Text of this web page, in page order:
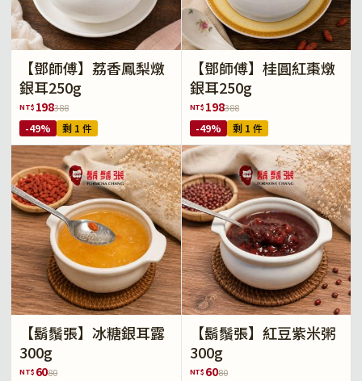
【鄧師傅】荔香鳳梨燉
銀耳250g
NT$ 198388
-49% 剩 1 件
【鄧師傅】桂圓紅棗燉
銀耳250g
NT$ 198388
-49% 剩 1 件
【鬍鬚張】冰糖銀耳露
300g
NT$ 6080
【鬍鬚張】紅豆紫米粥
300g
NT$ 6080